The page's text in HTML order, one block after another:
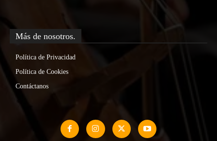
Más de nosotros.
Política de Privacidad
Política de Cookies
Contáctanos